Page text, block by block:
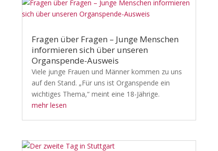
Fragen über Fragen – Junge Menschen
informieren sich über unseren
Organspende-Ausweis
Viele junge Frauen und Männer kommen zu uns
auf den Stand. „Für uns ist Organspende ein
wichtiges Thema,“ meint eine 18-Jährige.
mehr lesen